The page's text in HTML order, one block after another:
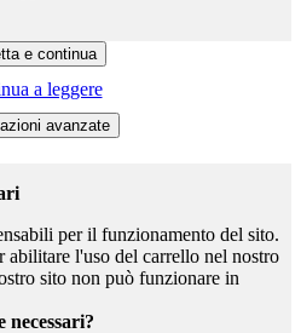
a leggere
per il funzionamento del sito.
abilitare l'uso del carrello nel nostro
sito non può funzionare in
necessari?